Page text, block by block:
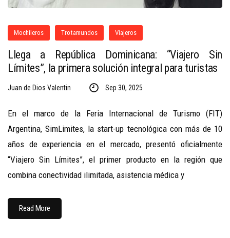
Mochileros Trotamundos Viajeros
Llega a República Dominicana: “Viajero Sin
Límites”, la primera solución integral para turistas
Juan de Dios Valentin Sep 30, 2025
En el marco de la Feria Internacional de Turismo (FIT)
Argentina, SimLimites, la start-up tecnológica con más de 10
años de experiencia en el mercado, presentó oficialmente
“Viajero Sin Límites”, el primer producto en la región que
combina conectividad ilimitada, asistencia médica y
Read More